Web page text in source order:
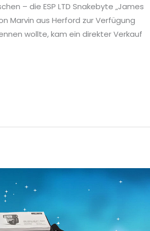
– die ESP LTD Snakebyte „James
Marvin aus Herford zur Verfügung
wollte, kam ein direkter Verkauf